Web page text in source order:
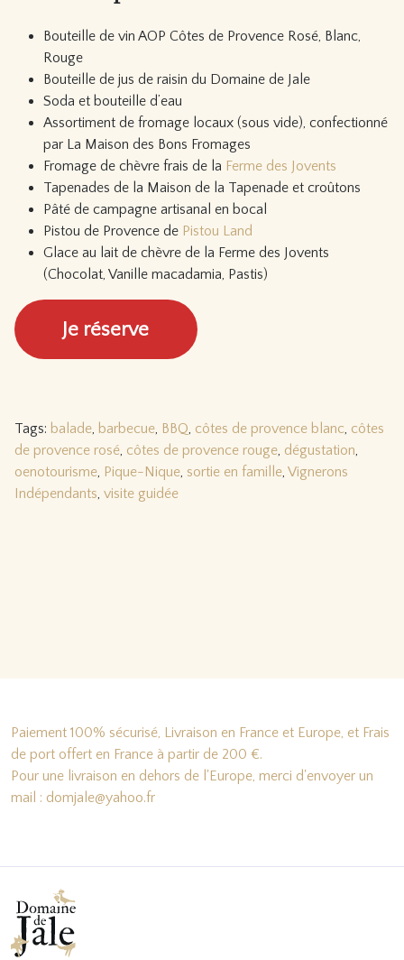
Bouteille de vin AOP Côtes de Provence Rosé, Blanc,
Rouge
Bouteille de jus de raisin du Domaine de Jale
Soda et bouteille d’eau
Assortiment de fromage locaux (sous vide), confectionné
par La Maison des Bons Fromages
Fromage de chèvre frais de la Ferme des Jovents
Tapenades de la Maison de la Tapenade et croûtons
Pâté de campagne artisanal en bocal
Pistou de Provence de Pistou Land
Glace au lait de chèvre de la Ferme des Jovents
(Chocolat, Vanille macadamia, Pastis)
Je réserve
Tags: balade, barbecue, BBQ, côtes de provence blanc, côtes
de provence rosé, côtes de provence rouge, dégustation,
oenotourisme, Pique-Nique, sortie en famille, Vignerons
Indépendants, visite guidée
Paiement 100% sécurisé, Livraison en France et Europe, et Frais
de port offert en France à partir de 200 €.
Pour une livraison en dehors de l'Europe, merci d'envoyer un
mail : domjale@yahoo.fr